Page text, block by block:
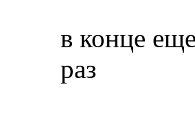
в конце
раз